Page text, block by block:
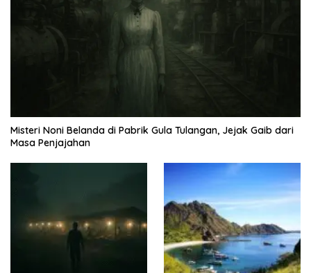
Misteri Noni Belanda di Pabrik Gula Tulangan, Jejak Gaib dari
Masa Penjajahan